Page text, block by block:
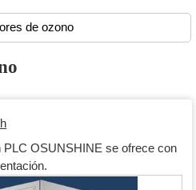
de ozono
PLC OSUNSHINE se ofrece con